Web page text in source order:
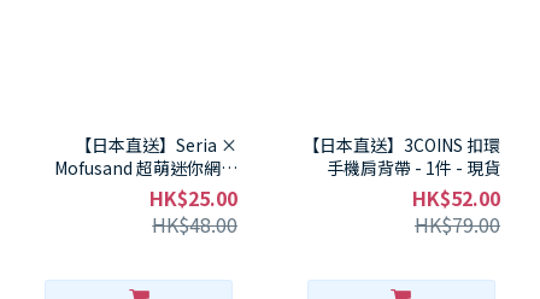
【日本直送】Seria ×
Mofusand 超萌迷你網紗
收納袋 - 1件 - 現貨
HK$25.00
HK$48.00
【日本直送】3COINS 扣環
手機肩背帶 - 1件 - 現貨
HK$52.00
HK$79.00